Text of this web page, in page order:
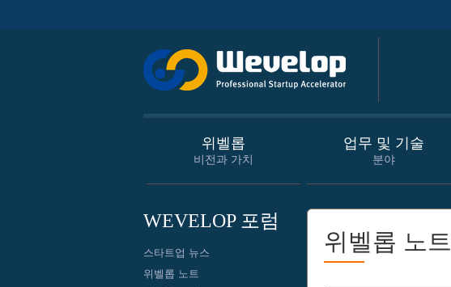
위벨롭
비전과 가치
업무 및 기술
분야
WEVELOP 포럼
스타트업 뉴스
위벨롭 노트
위벨롭 노트